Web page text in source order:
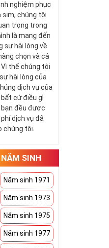
nghiệm phục
sim, chúng tôi
trọng trong
là mang đến
sự hài lòng về
chọn và cả
thế chúng tôi
hài lòng của
dịch vụ của
cứ điều gì
bạn đều được
dịch vụ đã
chúng tôi.
SINH
Năm sinh 1971
Năm sinh 1973
Năm sinh 1975
Năm sinh 1977